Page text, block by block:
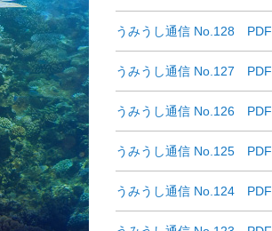
うみうし通信 No.128 PDF
うみうし通信 No.127 PDF
うみうし通信 No.126 PDF
うみうし通信 No.125 PDF
うみうし通信 No.124 PDF